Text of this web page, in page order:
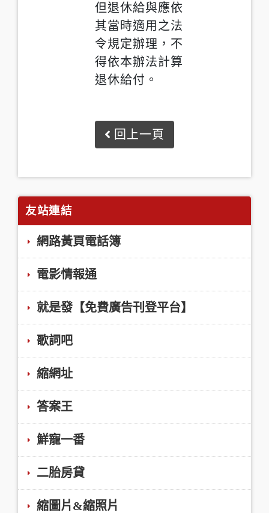
但退休給與應依
其當時適用之法
令規定辦理，不
得依本辦法計算
退休給付。
回上一頁
友站連結
網路黃頁電話簿
電影情報通
就是發【免費廣告刊登平台】
歌詞吧
縮網址
答案王
鮮寵一番
二胎房貸
縮圖片&縮照片